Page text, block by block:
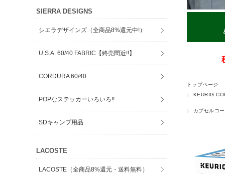
トップページ
KEURIG
カプセルコ
SIERRA DESIGNS
シエラデザインズ（全商品8%還元中!）
U.S.A. 60/40 FABRIC【終売間近!!】
CORDURA 60/40
POPなステッカーいろいろ!!
SDキャンプ用品
LACOSTE
LACOSTE（全商品8%還元・送料無料）